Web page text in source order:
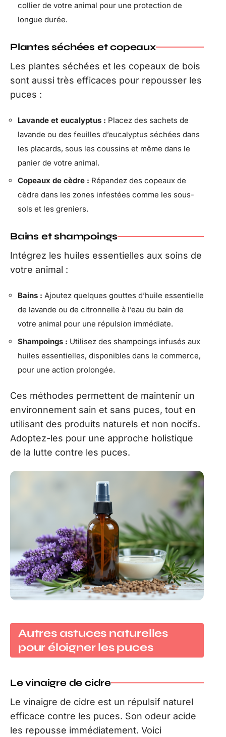
collier de votre animal pour une protection de
longue durée.
Plantes séchées et copeaux
Les plantes séchées et les copeaux de bois
sont aussi très efficaces pour repousser les
puces :
Lavande et eucalyptus : Placez des sachets de
lavande ou des feuilles d’eucalyptus séchées dans
les placards, sous les coussins et même dans le
panier de votre animal.
Copeaux de cèdre : Répandez des copeaux de
cèdre dans les zones infestées comme les sous-
sols et les greniers.
Bains et shampoings
Intégrez les huiles essentielles aux soins de
votre animal :
Bains : Ajoutez quelques gouttes d’huile essentielle
de lavande ou de citronnelle à l’eau du bain de
votre animal pour une répulsion immédiate.
Shampoings : Utilisez des shampoings infusés aux
huiles essentielles, disponibles dans le commerce,
pour une action prolongée.
Ces méthodes permettent de maintenir un
environnement sain et sans puces, tout en
utilisant des produits naturels et non nocifs.
Adoptez-les pour une approche holistique
de la lutte contre les puces.
Autres astuces naturelles
pour éloigner les puces
Le vinaigre de cidre
Le vinaigre de cidre est un répulsif naturel
efficace contre les puces. Son odeur acide
les repousse immédiatement. Voici